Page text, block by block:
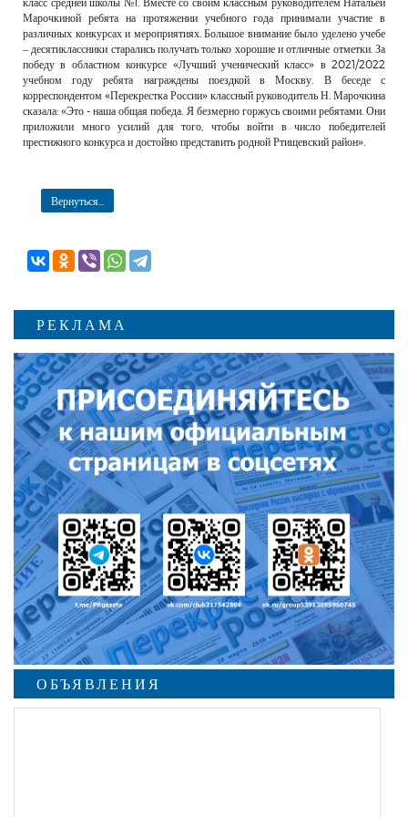
Марочкиной ребята на протяжении учебного года принимали участие в
различных конкурсах и мероприятиях. Большое внимание было уделено учебе
– десятиклассники старались получать только хорошие и отличные отметки. За
победу в областном конкурсе «Лучший ученический класс» в 2021/2022
учебном году ребята награждены поездкой в Москву. В беседе с
корреспондентом «Перекрестка России» классный руководитель Н. Марочкина
сказала: «Это - наша общая победа. Я безмерно горжусь своими ребятами. Они
приложили много усилий для того, чтобы войти в число победителей
престижного конкурса и достойно представить родной Ртищевский район».
Вернуться...
РЕКЛАМА
ОБЪЯВЛЕНИЯ